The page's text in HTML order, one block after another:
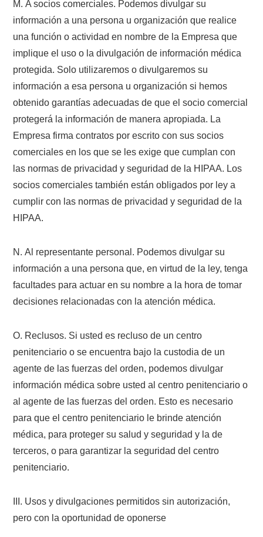
M. A socios comerciales. Podemos divulgar su
información a una persona u organización que realice
una función o actividad en nombre de la Empresa que
implique el uso o la divulgación de información médica
protegida. Solo utilizaremos o divulgaremos su
información a esa persona u organización si hemos
obtenido garantías adecuadas de que el socio comercial
protegerá la información de manera apropiada. La
Empresa firma contratos por escrito con sus socios
comerciales en los que se les exige que cumplan con
las normas de privacidad y seguridad de la HIPAA. Los
socios comerciales también están obligados por ley a
cumplir con las normas de privacidad y seguridad de la
HIPAA.
N. Al representante personal. Podemos divulgar su
información a una persona que, en virtud de la ley, tenga
facultades para actuar en su nombre a la hora de tomar
decisiones relacionadas con la atención médica.
O. Reclusos. Si usted es recluso de un centro
penitenciario o se encuentra bajo la custodia de un
agente de las fuerzas del orden, podemos divulgar
información médica sobre usted al centro penitenciario o
al agente de las fuerzas del orden. Esto es necesario
para que el centro penitenciario le brinde atención
médica, para proteger su salud y seguridad y la de
terceros, o para garantizar la seguridad del centro
penitenciario.
III. Usos y divulgaciones permitidos sin autorización,
pero con la oportunidad de oponerse